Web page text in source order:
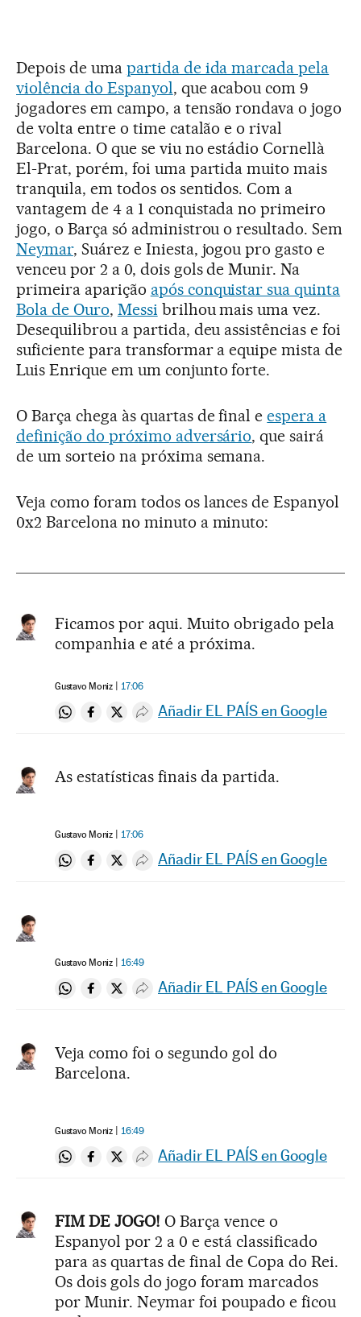
Depois de uma partida de ida marcada pela
violência do Espanyol, que acabou com 9
jogadores em campo, a tensão rondava o jogo
de volta entre o time catalão e o rival
Barcelona. O que se viu no estádio Cornellà
El-Prat, porém, foi uma partida muito mais
tranquila, em todos os sentidos. Com a
vantagem de 4 a 1 conquistada no primeiro
jogo, o Barça só administrou o resultado. Sem
Neymar, Suárez e Iniesta, jogou pro gasto e
venceu por 2 a 0, dois gols de Munir. Na
primeira aparição após conquistar sua quinta
Bola de Ouro, Messi brilhou mais uma vez.
Desequilibrou a partida, deu assistências e foi
suficiente para transformar a equipe mista de
Luis Enrique em um conjunto forte.
O Barça chega às quartas de final eespera a
definição do próximo adversário, que sairá
de um sorteio na próxima semana.
Veja como foram todos os lances de Espanyol
0x2 Barcelona no minuto a minuto:
Ficamos por aqui. Muito obrigado pela
companhia e até a próxima.
Gustavo Moniz 17:06
Compartir en Whatsapp
Compartir en Facebook
Compartir en Twitter
Desplegar Redes Sociales
Añadir EL PAÍS en Google
As estatísticas finais da partida.
Gustavo Moniz 17:06
Compartir en Whatsapp
Compartir en Facebook
Compartir en Twitter
Desplegar Redes Sociales
Añadir EL PAÍS en Google
Gustavo Moniz 16:49
Compartir en Whatsapp
Compartir en Facebook
Compartir en Twitter
Desplegar Redes Sociales
Añadir EL PAÍS en Google
Veja como foi o segundo gol do
Barcelona.
Gustavo Moniz 16:49
Compartir en Whatsapp
Compartir en Facebook
Compartir en Twitter
Desplegar Redes Sociales
Añadir EL PAÍS en Google
FIM DE JOGO! O Barça vence o
Espanyol por 2 a 0 e está classificado
para as quartas de final de Copa do Rei.
Os dois gols do jogo foram marcados
por Munir. Neymar foi poupado e ficou